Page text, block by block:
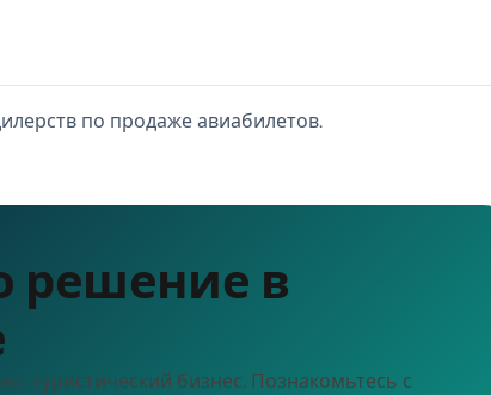
по продаже авиабилетов.
решение в
туристический бизнес. Познакомьтесь с